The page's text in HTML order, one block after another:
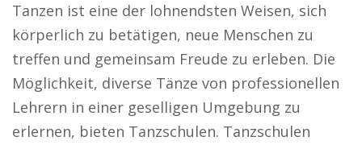
Tanzen ist eine der lohnendsten Weisen, sich
körperlich zu betätigen, neue Menschen zu
treffen und gemeinsam Freude zu erleben. Die
Möglichkeit, diverse Tänze von professionellen
Lehrern in einer geselligen Umgebung zu
erlernen, bieten Tanzschulen. Tanzschulen